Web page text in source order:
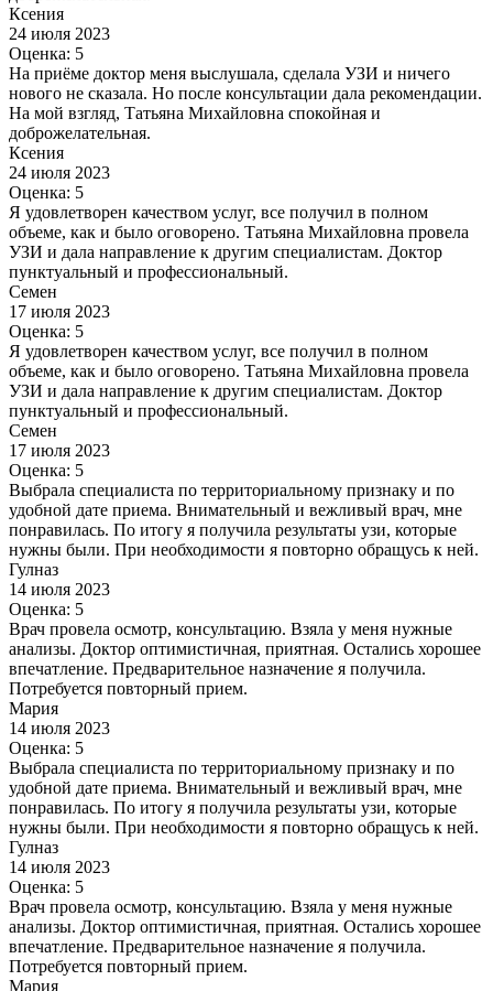
Ксения
24 июля 2023
Оценка: 5
На приёме доктор меня выслушала, сделала УЗИ и ничего
нового не сказала. Но после консультации дала рекомендации.
На мой взгляд, Татьяна Михайловна спокойная и
доброжелательная.
Ксения
24 июля 2023
Оценка: 5
Я удовлетворен качеством услуг, все получил в полном
объеме, как и было оговорено. Татьяна Михайловна провела
УЗИ и дала направление к другим специалистам. Доктор
пунктуальный и профессиональный.
Семен
17 июля 2023
Оценка: 5
Я удовлетворен качеством услуг, все получил в полном
объеме, как и было оговорено. Татьяна Михайловна провела
УЗИ и дала направление к другим специалистам. Доктор
пунктуальный и профессиональный.
Семен
17 июля 2023
Оценка: 5
Выбрала специалиста по территориальному признаку и по
удобной дате приема. Внимательный и вежливый врач, мне
понравилась. По итогу я получила результаты узи, которые
нужны были. При необходимости я повторно обращусь к ней.
Гулназ
14 июля 2023
Оценка: 5
Врач провела осмотр, консультацию. Взяла у меня нужные
анализы. Доктор оптимистичная, приятная. Остались хорошее
впечатление. Предварительное назначение я получила.
Потребуется повторный прием.
Мария
14 июля 2023
Оценка: 5
Выбрала специалиста по территориальному признаку и по
удобной дате приема. Внимательный и вежливый врач, мне
понравилась. По итогу я получила результаты узи, которые
нужны были. При необходимости я повторно обращусь к ней.
Гулназ
14 июля 2023
Оценка: 5
Врач провела осмотр, консультацию. Взяла у меня нужные
анализы. Доктор оптимистичная, приятная. Остались хорошее
впечатление. Предварительное назначение я получила.
Потребуется повторный прием.
Мария